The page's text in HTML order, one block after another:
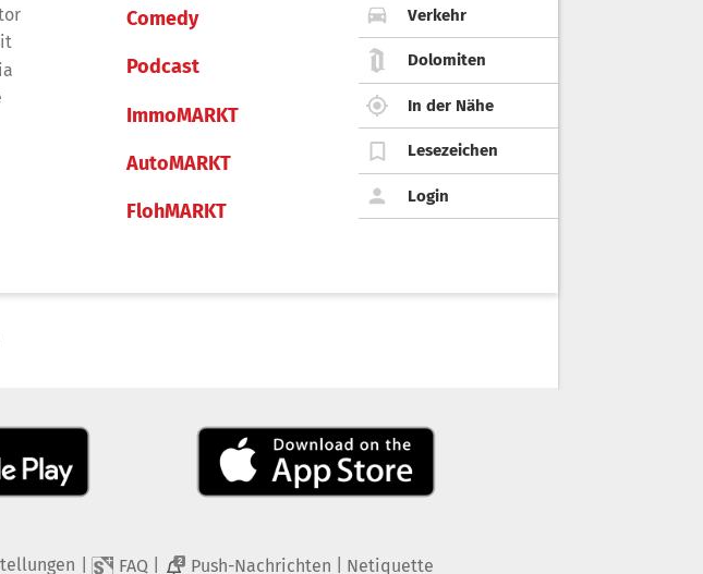
Comedy
Podcast
ImmoMARKT
AutoMARKT
FlohMARKT
Verkehr
Dolomiten
In der Nähe
Lesezeichen
Login
FAQ 2 Push-Nachrichten Netiquette